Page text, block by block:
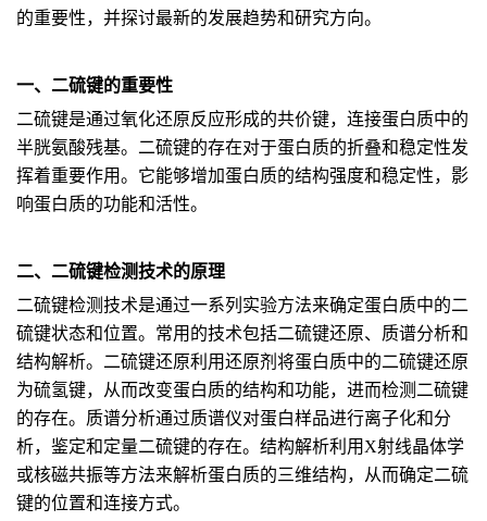
的重要性，并探讨最新的发展趋势和研究方向。
一、二硫键的重要性
二硫键是通过氧化还原反应形成的共价键，连接蛋白质中的
半胱氨酸残基。二硫键的存在对于蛋白质的折叠和稳定性发
挥着重要作用。它能够增加蛋白质的结构强度和稳定性，影
响蛋白质的功能和活性。
二、二硫键检测技术的原理
二硫键检测技术是通过一系列实验方法来确定蛋白质中的二
硫键状态和位置。常用的技术包括二硫键还原、质谱分析和
结构解析。二硫键还原利用还原剂将蛋白质中的二硫键还原
为硫氢键，从而改变蛋白质的结构和功能，进而检测二硫键
的存在。质谱分析通过质谱仪对蛋白样品进行离子化和分
析，鉴定和定量二硫键的存在。结构解析利用X射线晶体学
或核磁共振等方法来解析蛋白质的三维结构，从而确定二硫
键的位置和连接方式。